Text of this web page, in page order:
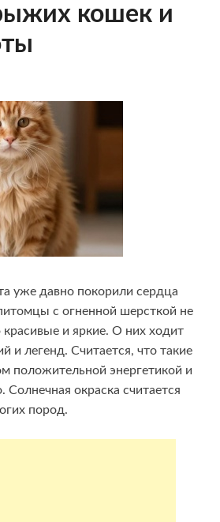
кошек и
уже давно покорили сердца
с огненной шерсткой не
и яркие. О них ходит
и легенд. Считается, что такие
положительной энергетикой и
Солнечная окраска считается
пород.